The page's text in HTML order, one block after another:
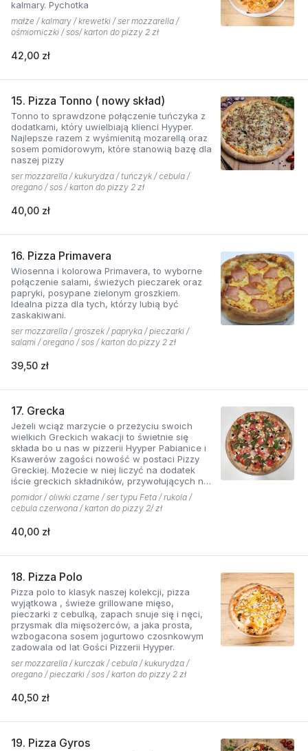
kalmary. Pychotka
małże / kalmary / krewetki / ser mozzarella /
ośmiorniczki / sos/ karton do pizzy 2 zł
42,00 zł
15. Pizza Tonno ( nowy skład)
Tonno to sprawdzone połączenie tuńczyka z
dodatkami, który uwielbiają klienci Hyyper.
Najlepsze razem z wyśmienitą mozarellą oraz
sosem pomidorowym, które stanowią bazę dla
naszej pizzy
ser mozzarella / kukurydza / tuńczyk / cebula /
oregano / sos / karton do pizzy 2 zł
40,00 zł
16. Pizza Primavera
Wiosenna i kolorowa Primavera, to wyborne
połączenie salami, świeżych pieczarek oraz
papryki, posypane zielonym groszkiem.
Idealna pizza dla tych, którzy lubią być
zaskakiwani.
ser mozzarella / groszek / papryka / pieczarki /
salami / oregano / sos / karton do pizzy 2 zł
39,50 zł
17. Grecka
Jeżeli wciąż marzycie o przeżyciu swoich
wielkich Greckich wakacji to świetnie się
składa bo u nas w pizzerii Hyyper Pabianice i
Ksawerów zagości nowość w postaci Pizzy
Greckiej. Możecie w niej liczyć na dodatek
iście greckich składników, przywołujących na
myśl piaszczyste plaże i ciepły klimat - ser
typu feta, którego oryginalny smak doskonale
współgra z przypieczoną czerwoną cebulką,
wyjątkowo greckiego charakteru. Jest to pizza
nie boją się poznawać nowych połączeń.
pomidor / oliwki czarne / ser typu Feta / rukola /
cebula czerwona / karton do pizzy 2/ zł
40,00 zł
18. Pizza Polo
Pizza polo to klasyk naszej kolekcji, pizza
wyjątkowa , świeże grillowane mięso,
pieczarki z cebulką, zapach snuje się i nęci,
przysmak dla mięsożerców, a jaka prosta,
wzbogacona sosem jogurtowo czosnkowym
zadowala od lat Gości Pizzerii Hyyper.
ser mozzarella / kurczak / cebula / kukurydza /
oregano / pieczarki / sos / karton do pizzy 2 zł
40,50 zł
19. Pizza Gyros